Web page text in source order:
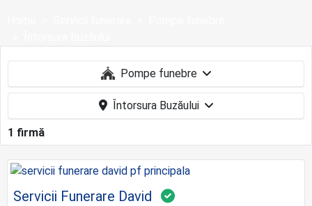
1 firmă
Servicii Funerare David